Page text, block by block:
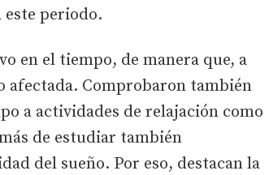
periodo.
en el tiempo, de manera que, a
afectada. Comprobaron también
a actividades de relajación como
de estudiar también
del sueño. Por eso, destacan la